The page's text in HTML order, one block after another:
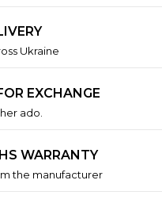
Ukraine
EXCHANGE
ado.
WARRANTY
the manufacturer